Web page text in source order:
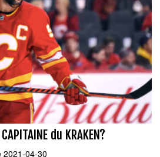
du KRAKEN?
2021-04-30